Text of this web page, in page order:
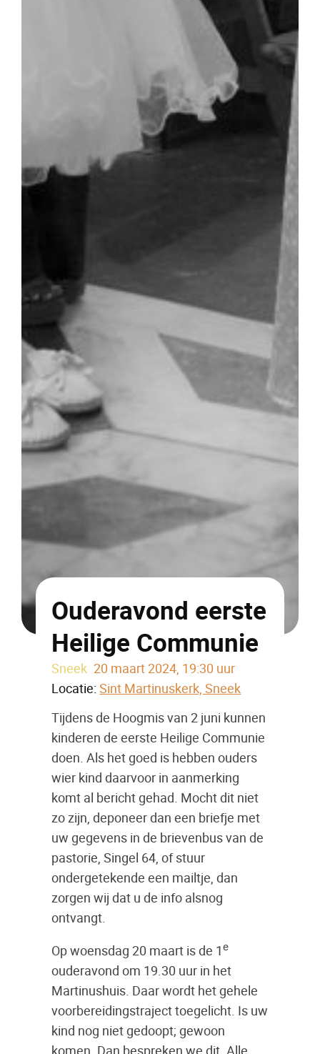
Ouderavond eerste
Heilige Communie
Sneek 20 maart 2024, 19:30 uur
Locatie:Sint Martinuskerk, Sneek
Tijdens de Hoogmis van 2 juni kunnen
kinderen de eerste Heilige Communie
doen. Als het goed is hebben ouders
wier kind daarvoor in aanmerking
komt al bericht gehad. Mocht dit niet
zo zijn, deponeer dan een briefje met
uw gegevens in de brievenbus van de
pastorie, Singel 64, of stuur
ondergetekende een mailtje, dan
zorgen wij dat u de info alsnog
ontvangt.
Op woensdag 20 maart is de 1e
ouderavond om 19.30 uur in het
Martinushuis. Daar wordt het gehele
voorbereidingstraject toegelicht. Is uw
kind nog niet gedoopt; gewoon
komen. Dan bespreken we dit. Alle